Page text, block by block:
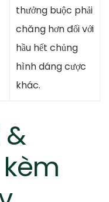
thưởng buộc phải
chăng hơn đối với
hầu hết chủng
hình dáng cược
khác.
&